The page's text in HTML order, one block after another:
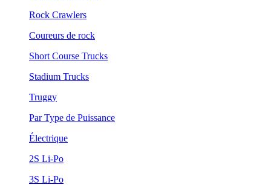
Rock Crawlers
Coureurs de rock
Short Course Trucks
Stadium Trucks
Truggy
Par Type de Puissance
Électrique
2S Li-Po
3S Li-Po